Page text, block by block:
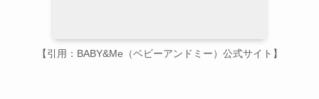
【引用：BABY&Me（ベビーアンドミー）公式サイト】